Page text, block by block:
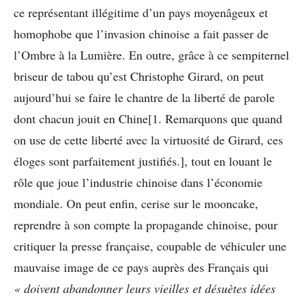
ce représentant illégitime d’un pays moyenâgeux et
homophobe que l’invasion chinoise a fait passer de
l’Ombre à la Lumière. En outre, grâce à ce sempiternel
briseur de tabou qu’est Christophe Girard, on peut
aujourd’hui se faire le chantre de la liberté de parole
dont chacun jouit en Chine[1. Remarquons que quand
on use de cette liberté avec la virtuosité de Girard, ces
éloges sont parfaitement justifiés.], tout en louant le
rôle que joue l’industrie chinoise dans l’économie
mondiale. On peut enfin, cerise sur le mooncake,
reprendre à son compte la propagande chinoise, pour
critiquer la presse française, coupable de véhiculer une
mauvaise image de ce pays auprès des Français qui
« doivent abandonner leurs vieilles et désuètes idées